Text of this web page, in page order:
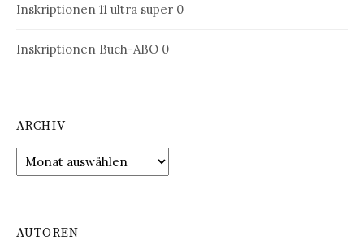
Inskriptionen 11 ultra super 0
Inskriptionen Buch-ABO 0
ARCHIV
Archiv
AUTOREN